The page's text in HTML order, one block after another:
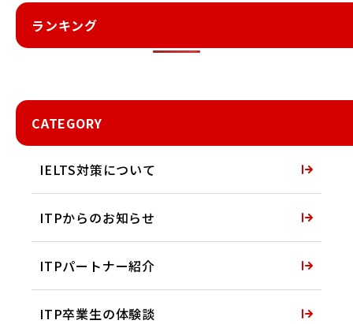
ランキング
CATEGORY
IELTS対策について
ITPからのお知らせ
ITPパートナー紹介
ITP卒業生の体験談